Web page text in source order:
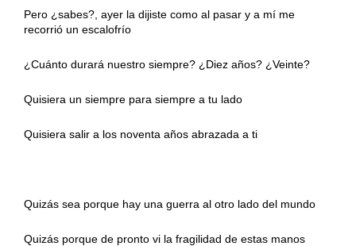
Pero ¿sabes?, ayer la dijiste como al pasar y a mí me
recorrió un escalofrío
¿Cuánto durará nuestro siempre? ¿Diez años? ¿Veinte?
Quisiera un siempre para siempre a tu lado
Quisiera salir a los noventa años abrazada a ti
Quizás sea porque hay una guerra al otro lado del mundo
Quizás porque de pronto vi la fragilidad de estas manos